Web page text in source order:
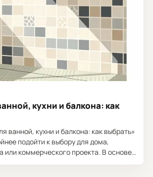
кухни и балкона: как
ванной, кухни и балкона: как выбрать»
подойти к выбору для дома,
или коммерческого проекта. В основе